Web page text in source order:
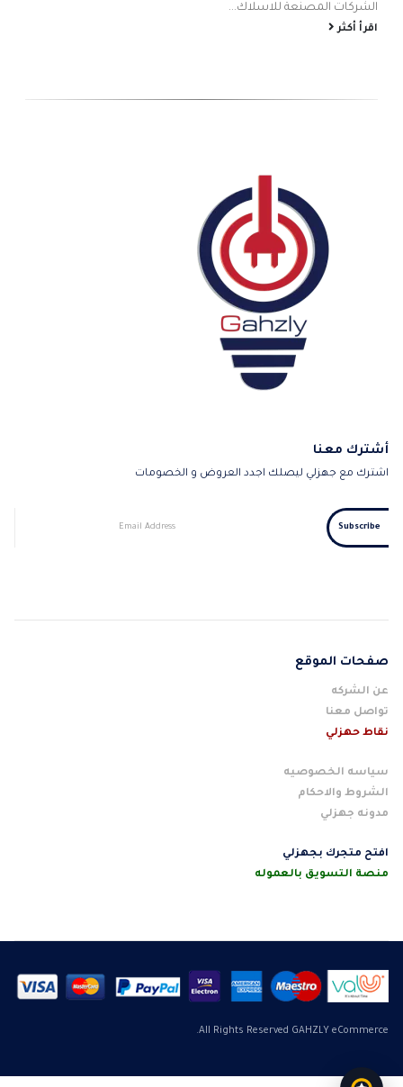
الشركات المصنعة للاسلاك...
اقرأ أكثر
أشترك معنا
اشترك مع جهزلي ليصلك اجدد العروض و الخصومات
صفحات الموقع
عن الشركه
تواصل معنا
نقاط حهزلي
سياسه الخصوصيه
الشروط والاحكام
مدونه جهزلي
افتح متجرك بجهزلي
منصة التسويق بالعموله
All Rights Reserved GAHZLY eCommerce.